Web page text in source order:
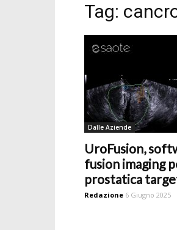
Tag:
Dalle Aziende
UroFusion,
fusion imaging
prostatica
Redazione 6 Giugno 2025